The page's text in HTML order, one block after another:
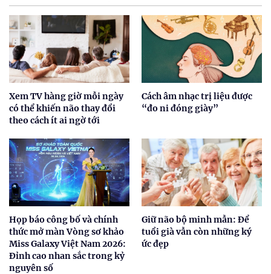
Xem TV hàng giờ mỗi ngày
có thể khiến não thay đổi
theo cách ít ai ngờ tới
Cách âm nhạc trị liệu được
“đo ni đóng giày”
Họp báo công bố và chính
thức mở màn Vòng sơ khảo
Miss Galaxy Việt Nam 2026:
Đỉnh cao nhan sắc trong kỷ
nguyên số
Giữ não bộ minh mẫn: Để
tuổi già vẫn còn những ký
ức đẹp